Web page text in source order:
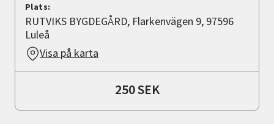
Plats:
RUTVIKS BYGDEGÅRD, Flarkenvägen 9, 97596
Luleå
Visa på karta
250 SEK